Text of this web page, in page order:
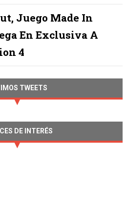
Juego Made In
En Exclusiva A
4
TWEETS
DE INTERÉS